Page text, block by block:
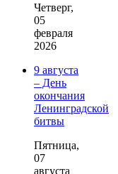
Четверг,
05
февраля
2026
9 августа
– День
окончания
Ленинградской
битвы
Пятница,
07
августа